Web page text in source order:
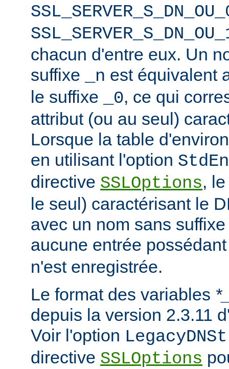
chacun d'entre eux. Un
suffixe
_n est équivalent
le suffixe
_0, ce qui
attribut (ou au seul)
Lorsque la table
en utilisant l'option
directive SSLOptions,
le seul) caractérisant le
avec un nom sans
aucune entrée
n'est enregistrée.
Le format des variables
depuis la version 2.3.11
Voir l'option
directive SSLOptions